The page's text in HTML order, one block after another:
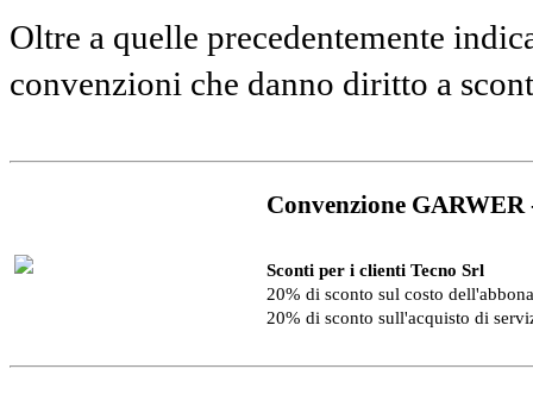
Oltre a quelle precedentemente
convenzioni che danno diritto a
Convenzione
Sconti per i clienti Tecno Srl
20% di sconto sul costo
20% di sconto sull'acquisto di